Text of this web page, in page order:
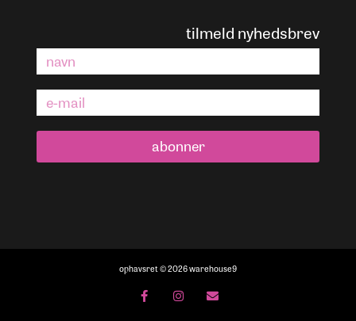
tilmeld nyhedsbrev
abonner
ophavsret © 2026 warehouse9